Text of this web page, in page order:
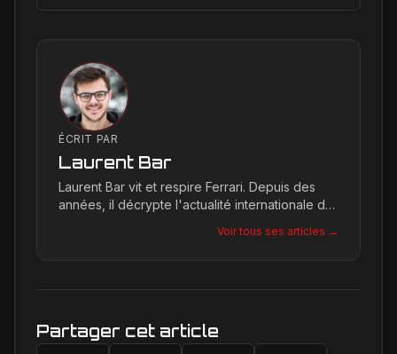
ÉCRIT PAR
Laurent Bar
Laurent Bar vit et respire Ferrari. Depuis des
années, il décrypte l'actualité internationale du
détails qui façonnent la légende de la marque.
Son site, Ferrari Passion, est le reflet de son
Maranello.
Voir tous ses articles →
Partager cet article